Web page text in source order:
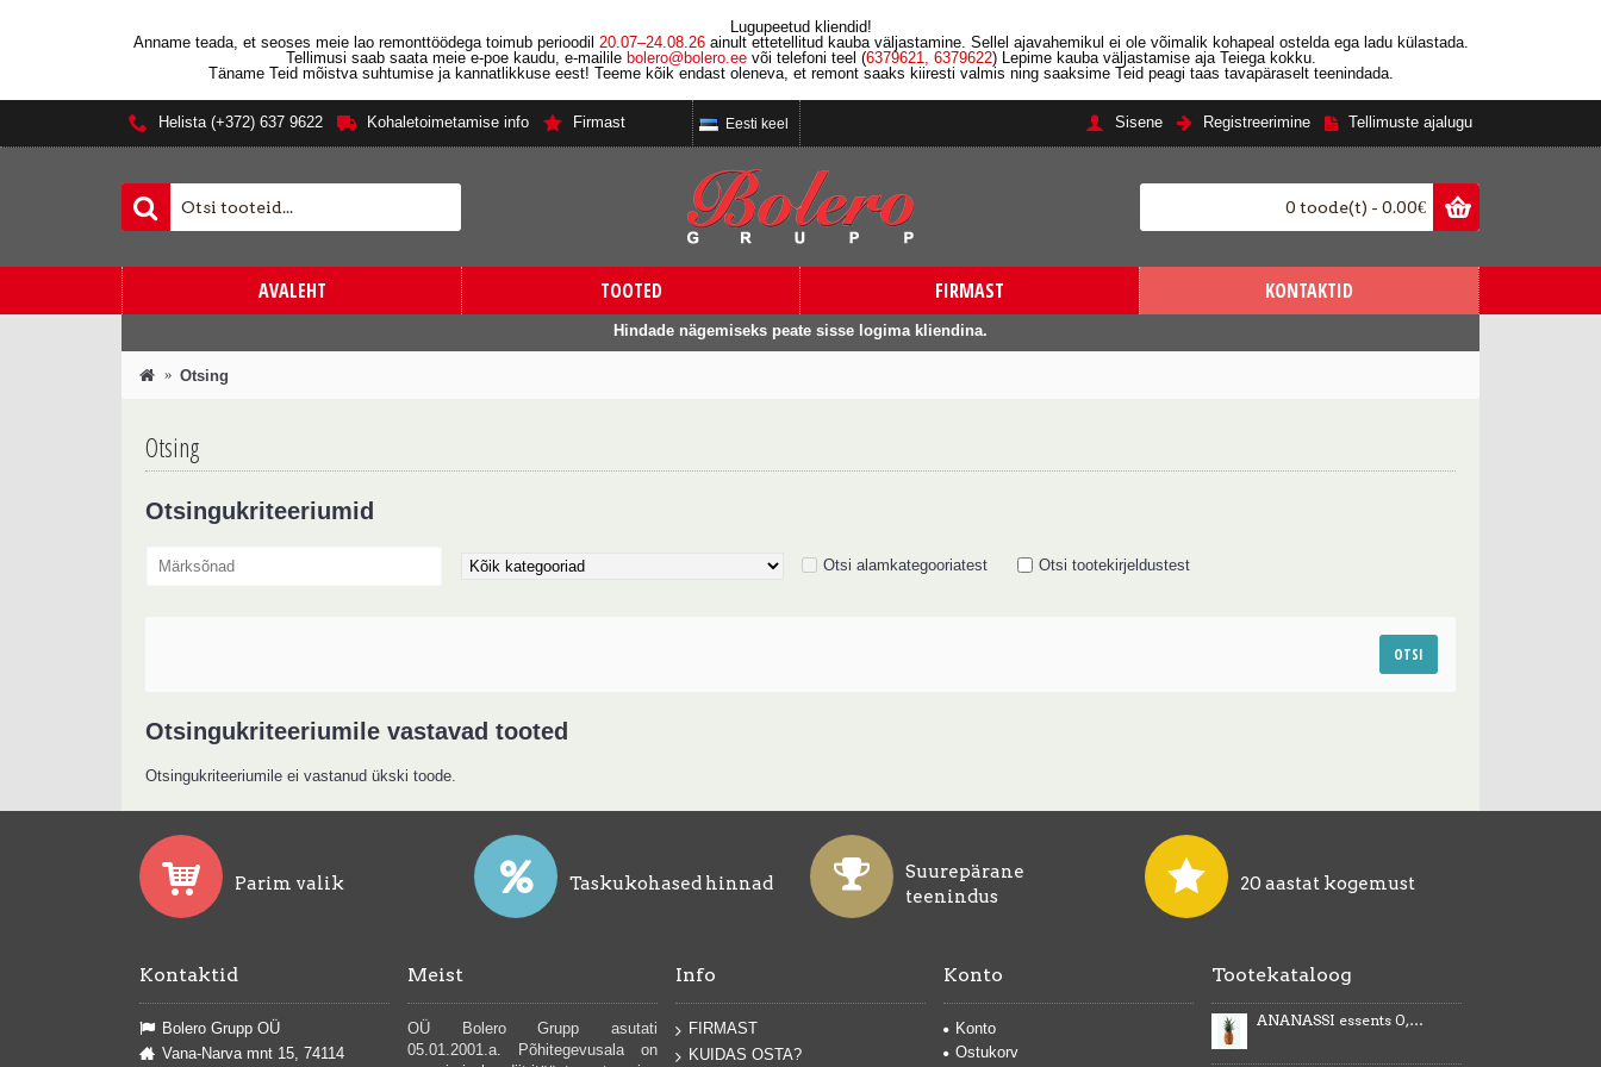
Lugupeetud kliendid!
Anname teada, et seoses meie lao remonttöödega toimub perioodil 20.07–24.08.26ainult ettetellitud kauba väljastamine. Sellel ajavahemikul ei ole võimalik kohapeal ostelda ega ladu külastada.
Tellimusi saab saata meie e-poe kaudu, e-mailile bolero@ bolero.ee või telefoni teel (6379621, 6379622) Lepime kauba väljastamise aja Teiega kokku.
Täname Teid mõistva suhtumise ja kannatlikkuse eest! Teeme kõik endast oleneva, et remont saaks kiiresti valmis ning saaksime Teid peagi taas tavapäraselt teenindada.
Helista (+372) 637 9622 Kohaletoimetamise info Firmast Eesti keel Sisene Registreerimine Tellimuste ajalugu
0 toode(t) - 0.00€
AVALEHT TOOTED FIRMAST KONTAKTID
Hindade nägemiseks peate sisse logima kliendina.
Otsing
Otsing
Otsingukriteeriumid
Otsi alamkategooriatest Otsi tootekirjeldustest
Otsingukriteeriumile vastavad tooted
Otsingukriteeriumile ei vastanud ükski toode.
Parim valik Taskukohased hinnad
Suurepärane
teenindus
20 aastat kogemust
Kontaktid
Bolero Grupp OÜ
Vana-Narva mnt 15, 74114
Meist
OÜ Bolero Grupp asutati
05.01.2001.a. Põhitegevusala on
Info
FIRMAST
KUIDAS OSTA?
Konto
Konto
Ostukorv
Tootekataloog
ANANASSI essents 0,5kg